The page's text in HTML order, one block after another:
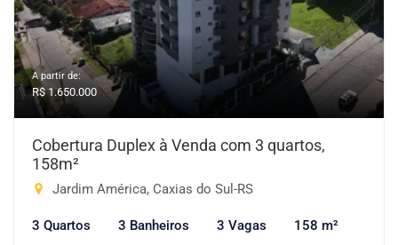
A partir de:
R$ 1.650.000
Cobertura Duplex à Venda com 3 quartos,
158m²
Jardim América, Caxias do Sul-RS
3 Quartos 3 Banheiros 3 Vagas 158 m²